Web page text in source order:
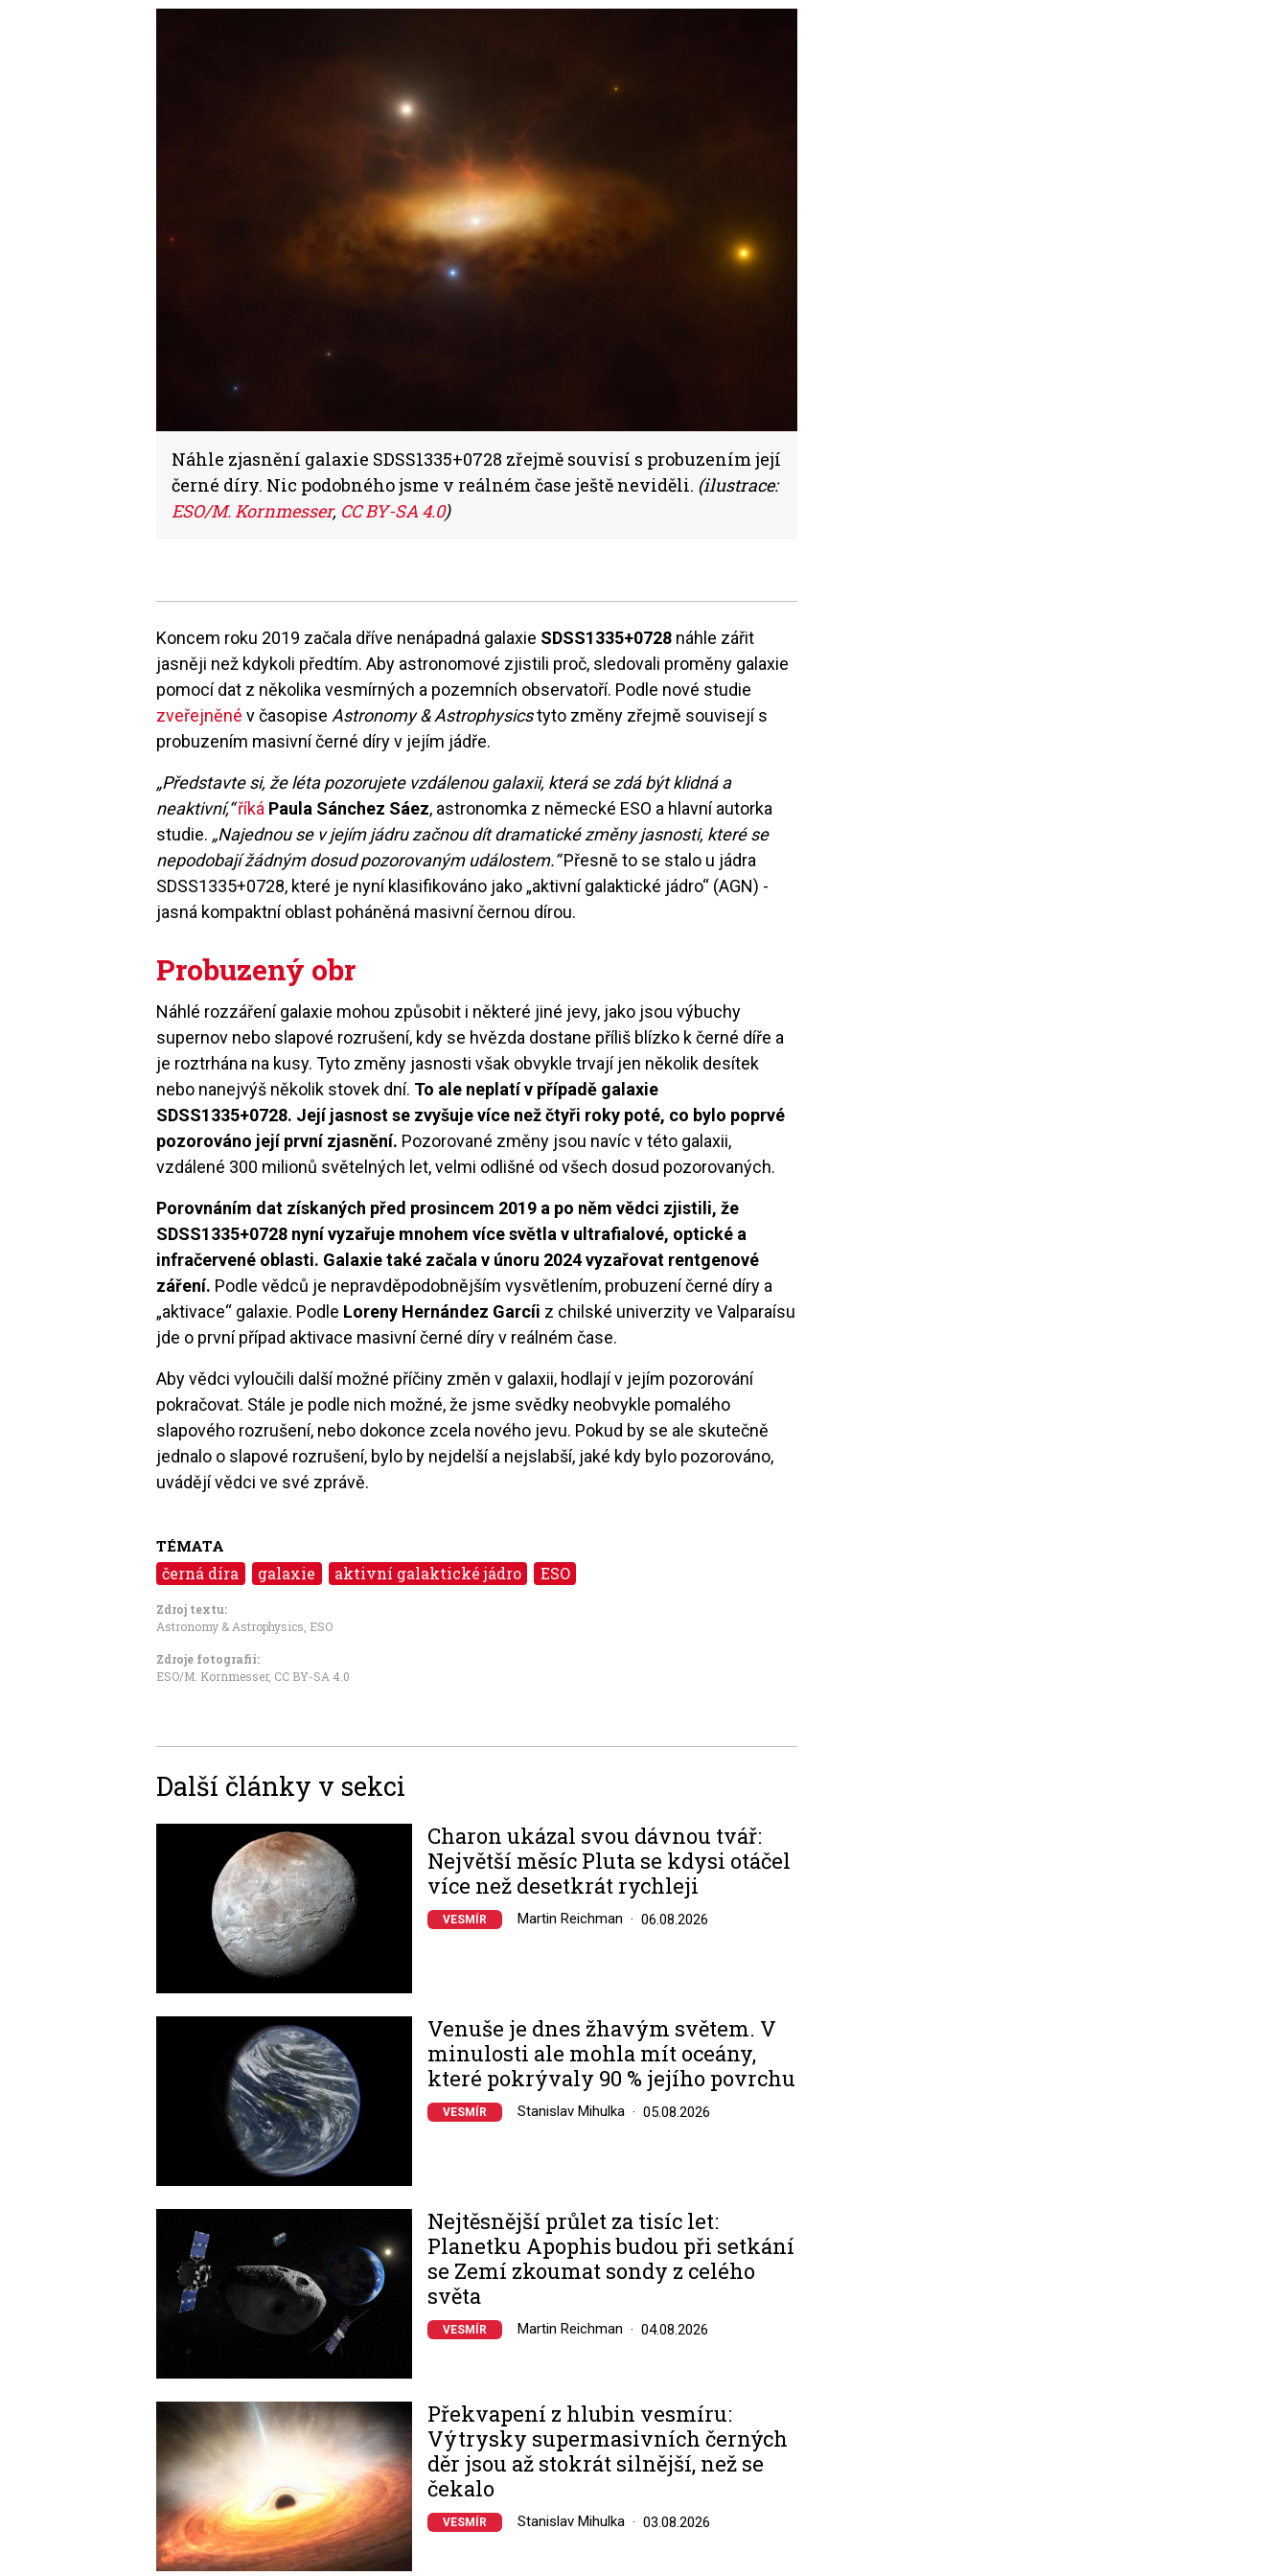
Náhle zjasnění galaxie SDSS1335+0728 zřejmě souvisí s probuzením její
černé díry. Nic podobného jsme v reálném čase ještě neviděli. (ilustrace:
ESO/M. Kornmesser, CC BY-SA 4.0)
Koncem roku 2019 začala dříve nenápadná galaxie SDSS1335+0728 náhle zářit
jasněji než kdykoli předtím. Aby astronomové zjistili proč, sledovali proměny galaxie
pomocí dat z několika vesmírných a pozemních observatoří. Podle nové studie
zveřejněné v časopise Astronomy & Astrophysicstyto změny zřejmě souvisejí s
probuzením masivní černé díry v jejím jádře.
„Představte si, že léta pozorujete vzdálenou galaxii, která se zdá být klidná a
neaktivní,“ říká Paula Sánchez Sáez, astronomka z německé ESO a hlavní autorka
studie. „Najednou se v jejím jádru začnou dít dramatické změny jasnosti, které se
nepodobají žádným dosud pozorovaným událostem.“Přesně to se stalo u jádra
SDSS1335+0728, které je nyní klasifikováno jako „aktivní galaktické jádro“ (AGN) -
jasná kompaktní oblast poháněná masivní černou dírou.
Probuzený obr
Náhlé rozzáření galaxie mohou způsobit i některé jiné jevy, jako jsou výbuchy
supernov nebo slapové rozrušení, kdy se hvězda dostane příliš blízko k černé díře a
je roztrhána na kusy. Tyto změny jasnosti však obvykle trvají jen několik desítek
nebo nanejvýš několik stovek dní. To ale neplatí v případě galaxie
SDSS1335+0728. Její jasnost se zvyšuje více než čtyři roky poté, co bylo poprvé
pozorováno její první zjasnění. Pozorované změny jsou navíc v této galaxii,
vzdálené 300 milionů světelných let, velmi odlišné od všech dosud pozorovaných.
Porovnáním dat získaných před prosincem 2019 a po něm vědci zjistili, že
SDSS1335+0728 nyní vyzařuje mnohem více světla v ultrafialové, optické a
infračervené oblasti. Galaxie také začala v únoru 2024 vyzařovat rentgenové
záření. Podle vědců je nepravděpodobnějším vysvětlením, probuzení černé díry a
„aktivace“ galaxie. Podle Loreny Hernández Garcíi z chilské univerzity ve Valparaísu
jde o první případ aktivace masivní černé díry v reálném čase.
Aby vědci vyloučili další možné příčiny změn v galaxii, hodlají v jejím pozorování
pokračovat. Stále je podle nich možné, že jsme svědky neobvykle pomalého
slapového rozrušení, nebo dokonce zcela nového jevu. Pokud by se ale skutečně
jednalo o slapové rozrušení, bylo by nejdelší a nejslabší, jaké kdy bylo pozorováno,
uvádějí vědci ve své zprávě.
TÉMATA
černá díra galaxie aktivní galaktické jádro ESO
Zdroj textu:
Astronomy & Astrophysics ESO
Zdroje fotografii:
ESO/M. Kornmesser, CC BY-SA 4.0
Další články v sekci
Charon ukázal svou dávnou tvář:
Největší měsíc Pluta se kdysi otáčel
více než desetkrát rychleji
VESMÍR Martin Reichman 06.08.2026
Venuše je dnes žhavým světem. V
minulosti ale mohla mít oceány,
které pokrývaly 90 % jejího povrchu
VESMÍR Stanislav Mihulka 05.08.2026
Nejtěsnější průlet za tisíc let:
Planetku Apophis budou při setkání
se Zemí zkoumat sondy z celého
světa
VESMÍR Martin Reichman 04.08.2026
Překvapení z hlubin vesmíru:
Výtrysky supermasivních černých
děr jsou až stokrát silnější, než se
čekalo
VESMÍR Stanislav Mihulka 03.08.2026